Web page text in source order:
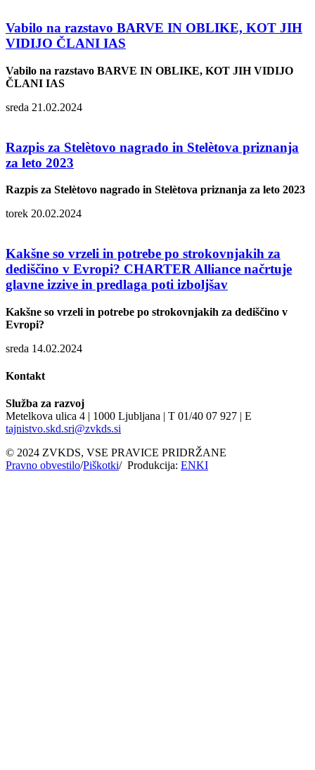
Vabilo na razstavo BARVE IN OBLIKE, KOT JIH
VIDIJO ČLANI IAS
Vabilo na razstavo BARVE IN OBLIKE, KOT JIH VIDIJO
ČLANI IAS
sreda 21.02.2024
Razpis za Stelètovo nagrado in Stelètova priznanja
za leto 2023
Razpis za Stelètovo nagrado in Stelètova priznanja za leto 2023
torek 20.02.2024
Kakšne so vrzeli in potrebe po strokovnjakih za
dediščino v Evropi? CHARTER Alliance načrtuje
glavne izzive in predlaga poti izboljšav
Kakšne so vrzeli in potrebe po strokovnjakih za dediščino v
Evropi?
sreda 14.02.2024
Kontakt
Služba za razvoj
Metelkova ulica 4 | 1000 Ljubljana | T 01/40 07 927 | E
tajnistvo.skd.sri@zvkds.si
© 2024 ZVKDS, VSE PRAVICE PRIDRŽANE
Pravno obvestilo/Piškotki/ Produkcija: ENKI